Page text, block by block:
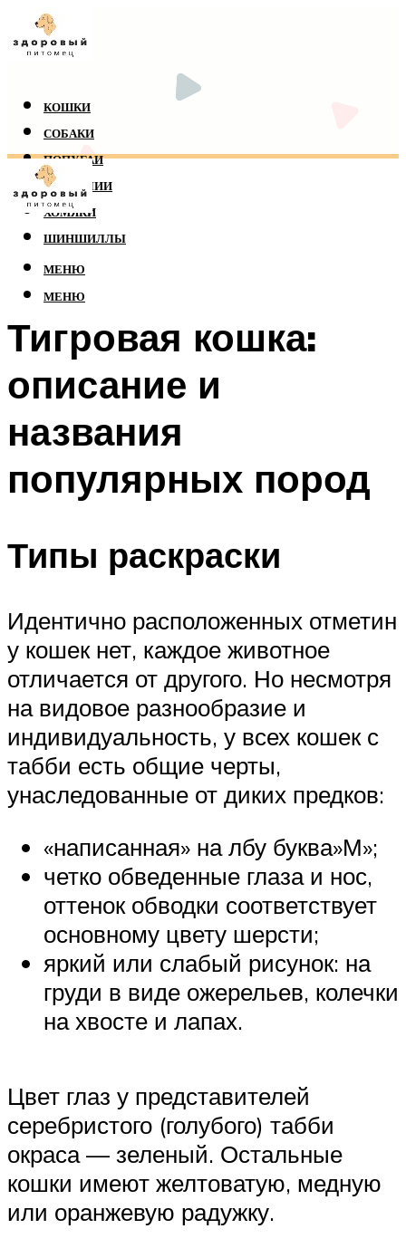
КОШКИ
СОБАКИ
ПОПУГАИ
РЕПТИЛИИ
ХОМЯКИ
ШИНШИЛЛЫ
МЕНЮ
МЕНЮ
Тигровая кошка:
описание и
названия
популярных пород
Типы раскраски
Идентично расположенных отметин
у кошек нет, каждое животное
отличается от другого. Но несмотря
на видовое разнообразие и
индивидуальность, у всех кошек с
табби есть общие черты,
унаследованные от диких предков:
«написанная» на лбу буква»М»;
четко обведенные глаза и нос,
оттенок обводки соответствует
основному цвету шерсти;
яркий или слабый рисунок: на
груди в виде ожерельев, колечки
на хвосте и лапах.
Цвет глаз у представителей
серебристого (голубого) табби
окраса — зеленый. Остальные
кошки имеют желтоватую, медную
или оранжевую радужку.